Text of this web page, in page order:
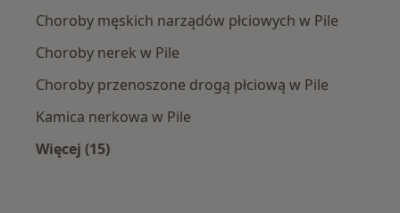
Choroby męskich narządów płciowych w Pile
Choroby nerek w Pile
Choroby przenoszone drogą płciową w Pile
Kamica nerkowa w Pile
Więcej (15)